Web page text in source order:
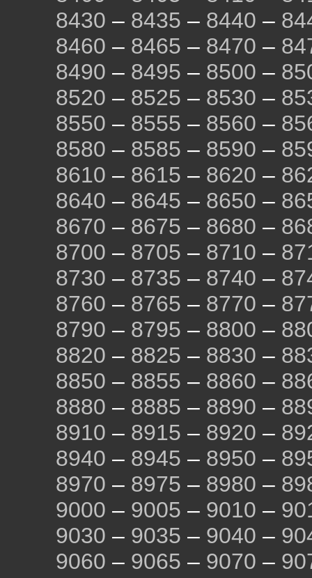
8430 – 8435 – 8440 –
8460 – 8465 – 8470 –
8490 – 8495 – 8500 –
8520 – 8525 – 8530 –
8550 – 8555 – 8560 –
8580 – 8585 – 8590 –
8610 – 8615 – 8620 –
8640 – 8645 – 8650 –
8670 – 8675 – 8680 –
8700 – 8705 – 8710 –
8730 – 8735 – 8740 –
8760 – 8765 – 8770 –
8790 – 8795 – 8800 –
8820 – 8825 – 8830 –
8850 – 8855 – 8860 –
8880 – 8885 – 8890 –
8910 – 8915 – 8920 –
8940 – 8945 – 8950 –
8970 – 8975 – 8980 –
9000 – 9005 – 9010 –
9030 – 9035 – 9040 –
9060 – 9065 – 9070 –